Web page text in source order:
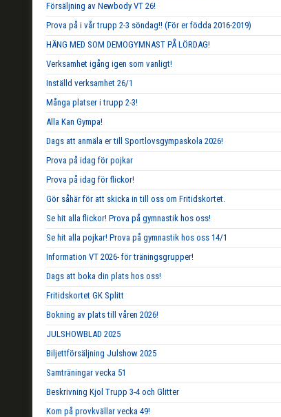
Försäljning av Newbody VT 26!
Prova på i vår trupp 2-3 söndag!! (För er födda 2016-2019)
HÄNG MED SOM DEMOGYMNAST PÅ LÖRDAG!
Verksamhet igång igen som vanligt!
Inställd verksamhet 26/1
Många platser i trupp 2-3!
Alla Kan Gympa!
Dags att anmäla er till Sportlovsgympaskola 2026!
Prova på idag för pojkar
Prova på idag för flickor!
Gör såhär för att skicka in till oss om Fritidskortet.
Se hit alla flickor! Prova på gymnastik hos oss!
Se hit alla pojkar! Prova på gymnastik hos oss 14/1
Information VT 2026- för träningsgrupper!
Dags att boka din plats hos oss!
Fritidskortet GK Splitt
Bokning av plats till våren 2026!
JULSHOWBLAD 2025
Biljettförsäljning Julshow 2025
Samträningar vecka 51
Beskrivning Kjol Trupp 3-4 och Glitter
Kom på provkvällar vecka 49!